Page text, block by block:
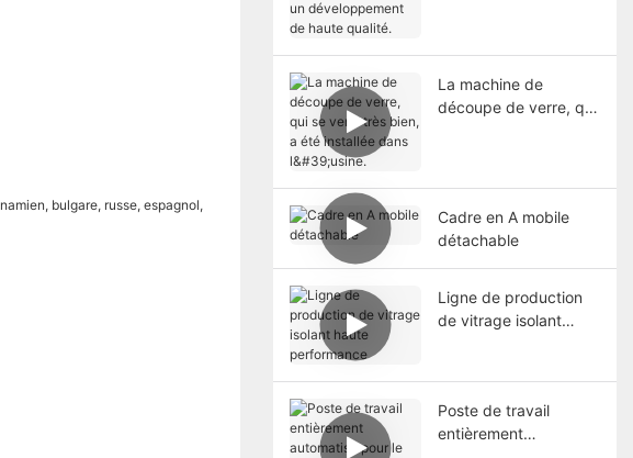
La machine de
découpe de verre, qui
Cadre en A mobile
détachable
Ligne de production
de vitrage isolant
Poste de travail
entièrement